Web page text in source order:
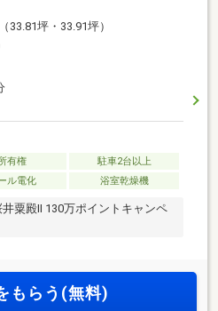
（33.81坪・33.91坪）
有権
駐車2台以上
ル電化 浴室乾燥機
粟殿Ⅱ 130万ポイントキャンペ
もらう(無料)